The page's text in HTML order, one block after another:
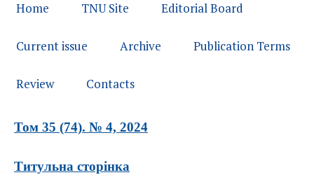
Home TNU Site Editorial Board
Current issue Archive Publication Terms
Review Contacts
Том 35 (74). № 4, 2024
Титульна сторінка